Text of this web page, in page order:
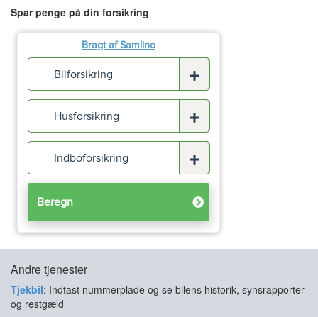
Spar penge på din forsikring
Andre tjenester
Tjekbil: Indtast nummerplade og se bilens historik, synsrapporter
og restgæld